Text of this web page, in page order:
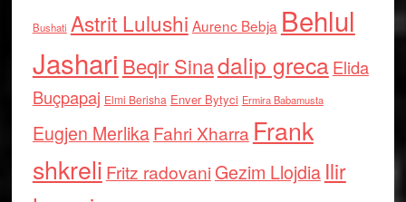
Bushati Astrit Lulushi Aurenc Bebja Behlul
Jashari Beqir Sinadalip grecaElida
Buçpapaj Elmi Berisha Enver Bytyci Ermira Babamusta
Eugjen MerlikaFahri Xharra Frank
shkreli Fritz radovaniGezim Llojdia Ilir